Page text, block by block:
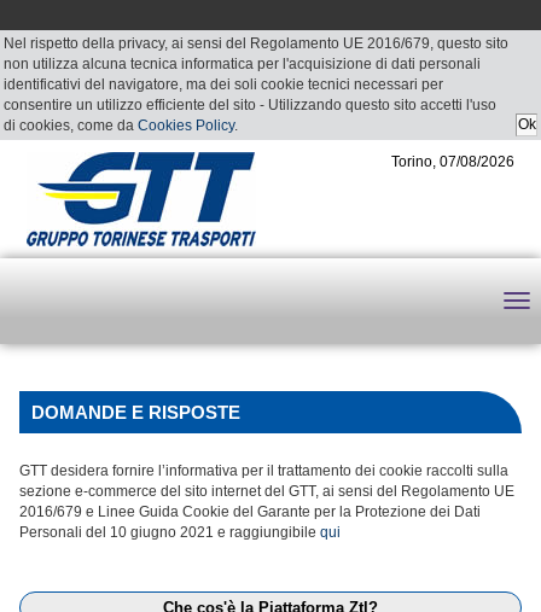
Nel rispetto della privacy, ai sensi del Regolamento UE 2016/679, questo sito
non utilizza alcuna tecnica informatica per l'acquisizione di dati personali
identificativi del navigatore, ma dei soli cookie tecnici necessari per
consentire un utilizzo efficiente del sito - Utilizzando questo sito accetti l'uso
di cookies, come da Cookies Policy.
Torino, 07/08/2026
DOMANDE E RISPOSTE
GTT desidera fornire l’informativa per il trattamento dei cookie raccolti sulla
sezione e-commerce del sito internet del GTT, ai sensi del Regolamento UE
2016/679 e Linee Guida Cookie del Garante per la Protezione dei Dati
Personali del 10 giugno 2021 e raggiungibile qui
Che cos'è la Piattaforma Ztl?